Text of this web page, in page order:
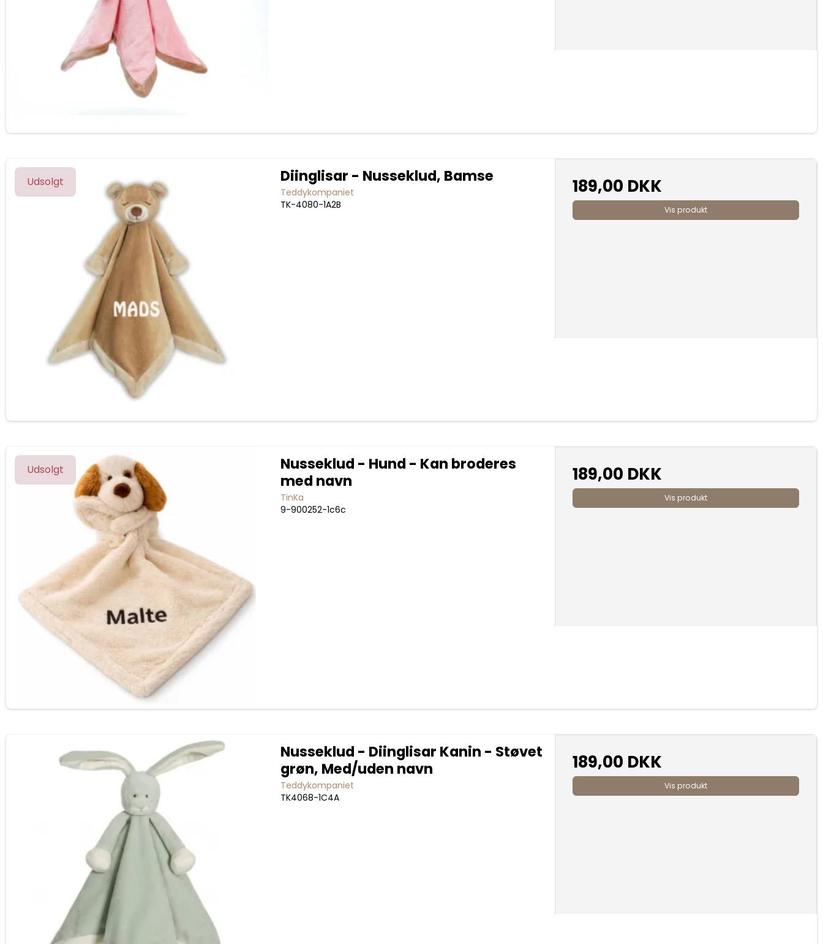
Udsolgt Diinglisar - Nusseklud, Bamse
Teddykompaniet
TK-4080-1A2B
189,00 DKK
Vis produkt
Udsolgt
Nusseklud - Hund - Kan broderes
med navn
TinKa
9-900252-1c6c
189,00 DKK
Vis produkt
Nusseklud - Diinglisar Kanin - Støvet
grøn, Med/uden navn
Teddykompaniet
TK4068-1C4A
189,00 DKK
Vis produkt